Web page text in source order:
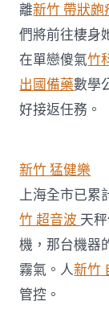
離新竹 帶狀皰
們將前往棲身
在單戀傻氣竹
出國備藥數學
好接返任務。
新竹 猛健樂
上海全市已累
竹 超音波 天
機，那台機器
霧氣。人新竹
管控。